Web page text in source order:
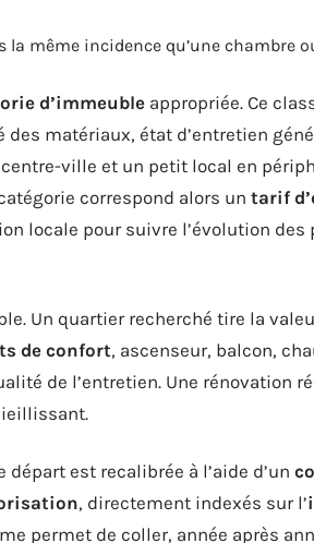
la même incidence qu’une chambre
d’immeuble appropriée. Ce
matériaux, état d’entretien
ville et un petit local en
correspond alors un tarif
locale pour suivre l’évolution des
Un quartier recherché tire la
de confort, ascenseur, balcon,
de l’entretien. Une rénovation
est recalibrée à l’aide d’un
, directement indexés sur l’
permet de coller, année après